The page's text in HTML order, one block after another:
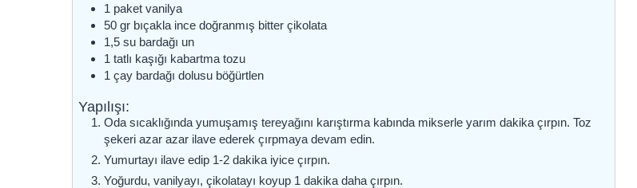
1 paket vanilya
50 gr bıçakla ince doğranmış bitter çikolata
1,5 su bardağı un
1 tatlı kaşığı kabartma tozu
1 çay bardağı dolusu böğürtlen
Yapılışı:
Oda sıcaklığında yumuşamış tereyağını karıştırma kabında mikserle yarım dakika çırpın. Toz
şekeri azar azar ilave ederek çırpmaya devam edin.
Yumurtayı ilave edip 1-2 dakika iyice çırpın.
Yoğurdu, vanilyayı, çikolatayı koyup 1 dakika daha çırpın.